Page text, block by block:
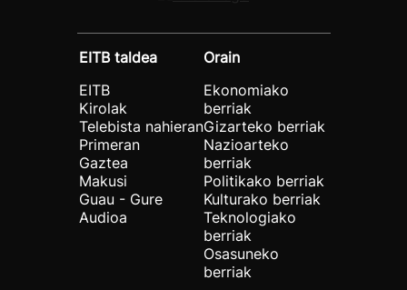
EITB taldea
EITB
Kirolak
Telebista nahieran
Primeran
Gaztea
Makusi
Guau - Gure
Audioa
Orain
Ekonomiako
berriak
Gizarteko berriak
Nazioarteko
berriak
Politikako berriak
Kulturako berriak
Teknologiako
berriak
Osasuneko
berriak